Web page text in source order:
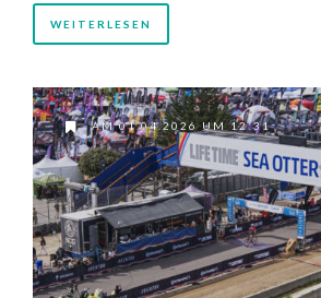
WEITERLESEN
AM 01.04.2026 UM 12:31